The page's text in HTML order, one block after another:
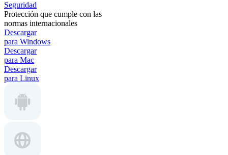
Seguridad
Protección que cumple con las
normas internacionales
Descargar
para Windows
Descargar
para Mac
Descargar
para Linux